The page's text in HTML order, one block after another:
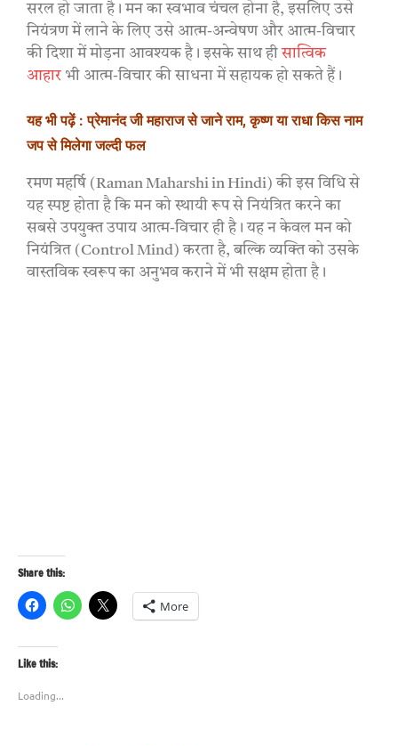
सरल हो जाता है। मन का स्वभाव चंचल होना है, इसलिए उसे
नियंत्रण में लाने के लिए उसे आत्म-अन्वेषण और आत्म-विचार
की दिशा में मोड़ना आवश्यक है। इसके साथ हीसात्विक
आहार भी आत्म-विचार की साधना में सहायक हो सकते हैं।
यह भी पढ़ें : प्रेमानंद जी महाराज से जाने राम, कृष्ण या राधा किस नाम
जप से मिलेगा जल्दी फल
रमण महर्षि (Raman Maharshi in Hindi) की इस विधि से
यह स्पष्ट होता है कि मन को स्थायी रूप से नियंत्रित करने का
सबसे उपयुक्त उपाय आत्म-विचार ही है। यह न केवल मन को
नियंत्रित (Control Mind) करता है, बल्कि व्यक्ति को उसके
वास्तविक स्वरूप का अनुभव कराने में भी सक्षम होता है।
Share this:
More
Like this:
Loading...